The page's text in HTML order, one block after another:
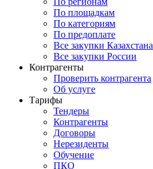
По площадкам
По категориям
По предоплате
Все закупки Казахстана
Все закупки России
Контрагенты
Проверить контрагента
Об услуге
Тарифы
Тендеры
Контрагенты
Договоры
Нерезиденты
Обучение
ПКО